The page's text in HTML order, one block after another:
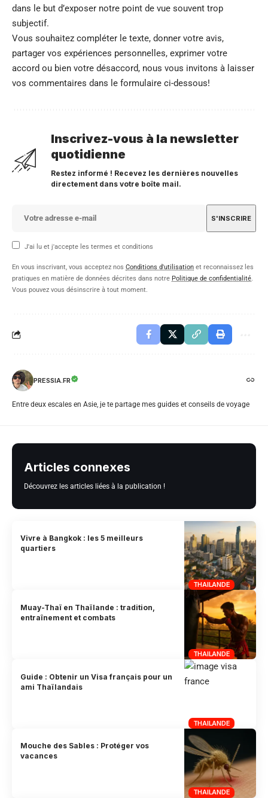
dans le but d’exposer notre point de vue souvent trop
subjectif.
Vous souhaitez compléter le texte, donner votre avis,
partager vos expériences personnelles, exprimer votre
accord ou bien votre désaccord, nous vous invitons à laisser
vos commentaires dans le formulaire ci-dessous!
Inscrivez-vous à la newsletter
quotidienne
Restez informé ! Recevez les dernières nouvelles
directement dans votre boîte mail.
J'ai lu et j'accepte les termes et conditions
En vous inscrivant, vous acceptez nos Conditions d'utilisation et reconnaissez les
pratiques en matière de données décrites dans notre Politique de confidentialité.
Vous pouvez vous désinscrire à tout moment.
PRESSIA.FR
Entre deux escales en Asie, je te partage mes guides et conseils de voyage
Articles connexes
Découvrez les articles liées à la publication !
THAILANDE
Vivre à Bangkok : les 5 meilleurs
quartiers
THAILANDE
Muay-Thaï en Thaïlande : tradition,
entraînement et combats
THAILANDE
Guide : Obtenir un Visa français pour un
ami Thaïlandais
THAILANDE
Mouche des Sables : Protéger vos
vacances